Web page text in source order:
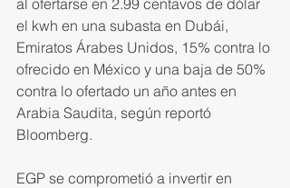
el kwh en una subasta en Dubái,
Emiratos Árabes Unidos, 15% contra lo
ofrecido en México y una baja de 50%
contra lo ofertado un año antes en
Arabia Saudita, según reportó
Bloomberg.
EGP se comprometió a invertir en